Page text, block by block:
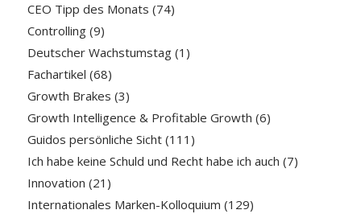
CEO Tipp des Monats (74)
Controlling(9)
Deutscher Wachstumstag(1)
Fachartikel (68)
Growth Brakes (3)
Growth Intelligence & Profitable Growth (6)
Guidos persönliche Sicht(111)
Ich habe keine Schuld und Recht habe ich auch (7)
Innovation (21)
Internationales Marken-Kolloquium (129)